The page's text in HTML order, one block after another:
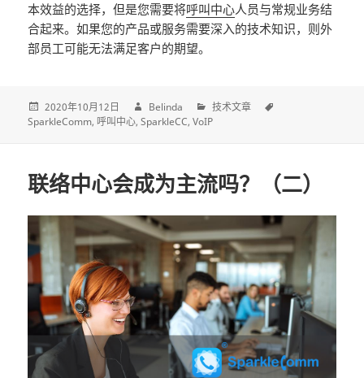
本效益的选择，但是您需要将呼叫中心人员与常规业务结
合起来。如果您的产品或服务需要深入的技术知识，则外
部员工可能无法满足客户的期望。
2020年10月12日 Belinda
技术文章
SparkleComm 呼叫中心 SparkleCC VoIP
联络中心会成为主流吗？（二）